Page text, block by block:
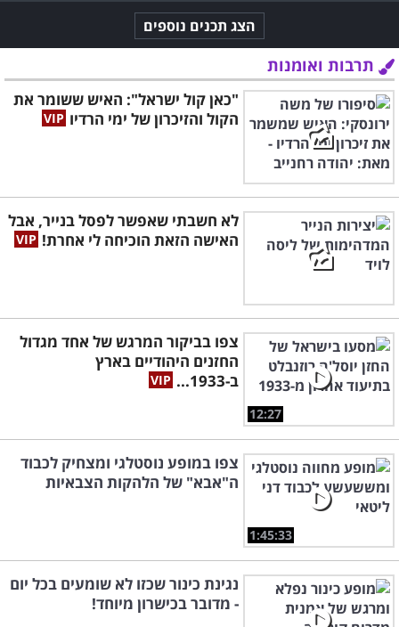
הצג תכנים נוספים
תרבות ואומנות
"כאן קול ישראל": האיש ששומר את
הקול והזיכרון של ימי הרדיו
לא חשבתי שאפשר לפסל בנייר, אבל
האישה הזאת הוכיחה לי אחרת!
12:27
צפו בביקור המרגש של אחד מגדול
החזנים היהודיים בארץ
ב-1933...
1:45:33
צפו במופע נוסטלגי ומצחיק לכבוד
ה"אבא" של הלהקות הצבאיות
נגינת כינור שכזו לא שומעים בכל יום
- מדובר בכישרון מיוחד!